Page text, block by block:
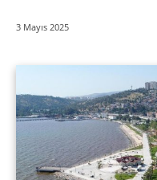
3 Mayıs 2025